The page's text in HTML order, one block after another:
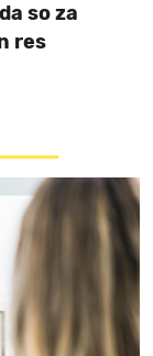
so za
res